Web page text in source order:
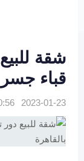
شقة
قباء
2023-01-23 10:56 م